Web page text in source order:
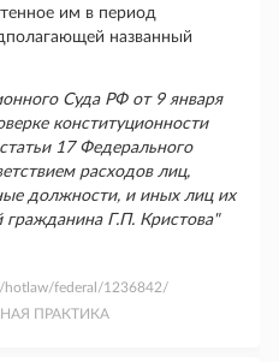
им в период
названный
Суда РФ от 9 января
конституционности
17 Федерального
расходов лиц,
должности, и иных лиц их
Г.П. Кристова"
hotlaw/federal/1236842/
ПРАКТИКА